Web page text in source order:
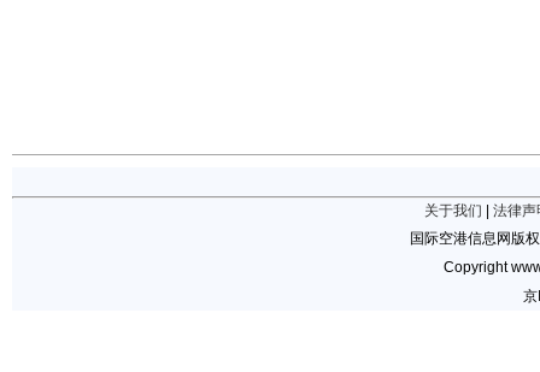
关于我们
法律声
国际空港信息网版
Copyright